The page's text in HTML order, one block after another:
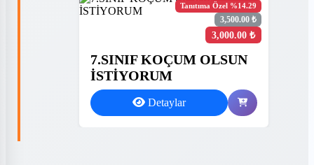
Tanıtıma Özel %14.29
3,500.00 ₺
3,000.00 ₺
7.SINIF KOÇUM OLSUN
İSTİYORUM
Detaylar